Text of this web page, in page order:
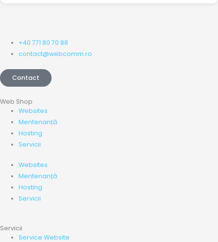
+40 771 80 70 88
contact@webcomm.ro
Contact
Web Shop
Websites
Mentenanță
Hosting
Servicii
Websites
Mentenanță
Hosting
Servicii
Servicii
Service Website